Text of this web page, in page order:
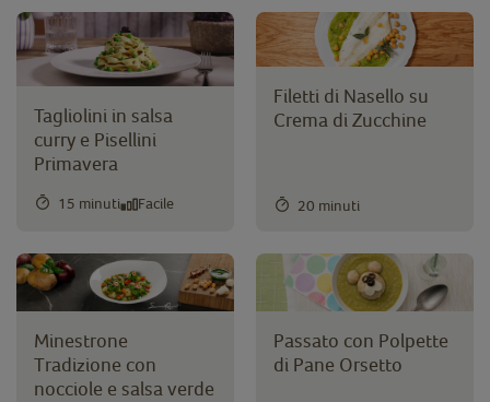
Tagliolini in salsa
curry e Pisellini
Primavera
15 minuti Facile
Filetti di Nasello su
Crema di Zucchine
20 minuti
Minestrone
Tradizione con
nocciole e salsa verde
Passato con Polpette
di Pane Orsetto